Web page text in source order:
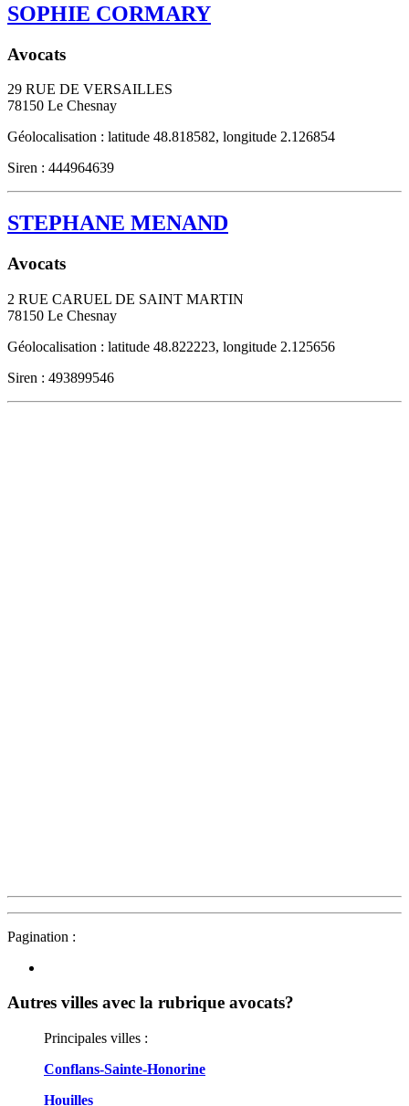
SOPHIE CORMARY
Avocats
29 RUE DE VERSAILLES
78150 Le Chesnay
Géolocalisation : latitude 48.818582, longitude 2.126854
Siren : 444964639
STEPHANE MENAND
Avocats
2 RUE CARUEL DE SAINT MARTIN
78150 Le Chesnay
Géolocalisation : latitude 48.822223, longitude 2.125656
Siren : 493899546
Pagination :
Autres villes avec la rubrique avocats?
Principales villes :
Conflans-Sainte-Honorine
Houilles